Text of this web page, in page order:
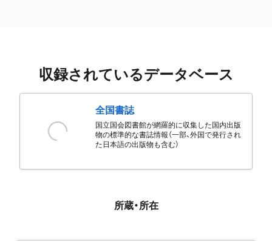
収録されているデータベース
全国書誌
国立国会図書館が網羅的に収集した国内出版
物の標準的な書誌情報（一部、外国で発行され
た日本語の出版物も含む）
所蔵・所在